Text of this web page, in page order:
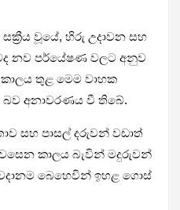
සක්‍රීය වූයේ, හිරු උදාවන සහ
නව පර්යේෂණ වලට අනුව
කාලය තුළ මෙම වාහක
බව අනාවරණය වී තිබේ.
සහ පාසල් දරුවන් වඩාත්
කාලය බැවින් මදුරුවන්
බෙහෙවින් ඉහළ ගොස්